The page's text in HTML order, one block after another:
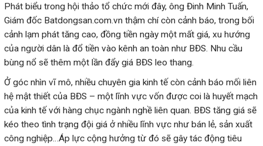
Phát biểu trong hội thảo tổ chức mới đây, ông Đinh Minh Tuấn,
Giám đốc Batdongsan.com.vn thậm chí còn cảnh báo, trong bối
cảnh lạm phát tăng cao, đồng tiền ngày một mất giá, xu hướng
của người dân là đổ tiền vào kênh an toàn như BĐS. Nhu cầu
bùng nổ sẽ thêm một lần đẩy giá BĐS leo thang.
Ở góc nhìn vĩ mô, nhiều chuyên gia kinh tế còn cảnh báo mối liên
hệ mật thiết của BĐS – một lĩnh vực vốn được coi là huyết mạch
của kinh tế với hàng chục ngành nghề liên quan. BĐS tăng giá sẽ
kéo theo tình trạng đội giá ở nhiều lĩnh vực như bán lẻ, sản xuất
công nghiệp…Áp lực cộng hưởng từ đó sẽ gây tác động tiêu